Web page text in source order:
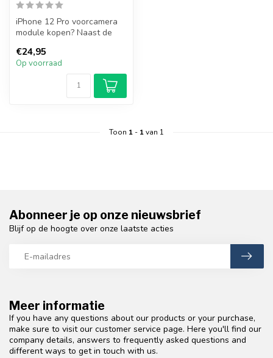
iPhone 12 Pro voorcamera
module kopen? Naast de
module oo...
€24,95
Op voorraad
Toon 1- 1van 1
Meer informatie
If you have any questions about our products or your purchase,
make sure to visit our customer service page. Here you'll find our
company details, answers to frequently asked questions and
different ways to get in touch with us.
Abonneer je op onze nieuwsbrief
Blijf op de hoogte over onze laatste acties